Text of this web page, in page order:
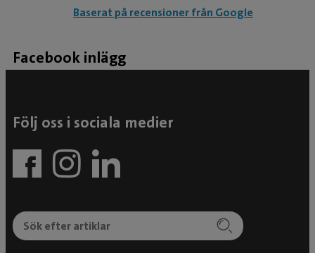
Baserat på recensioner från Google
Facebook inlägg
Följ oss i sociala medier